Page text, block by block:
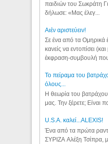
παιδιών του Σωκράτη
δήλωσε: «Μας έλεγ...
Aιέν αριστεύειν!
Σε ένα από τα Ομηρικά
κανείς να εντοπίσει
έκφραση-συμβουλή που
Το πείραμα του
όλους...
Η θεωρία του βατράχου
μας. Την ξέρετε; Είναι
U.S.A. καλεί...ALEXIS!
Ένα από τα πρώτα
ΣΥΡΙΖΑ Αλέξη Τσίπρα,